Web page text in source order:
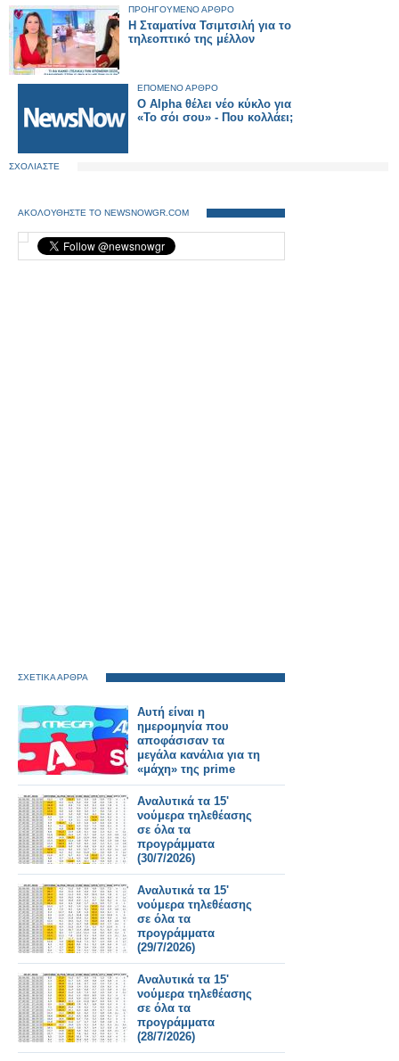
ΠΡΟΗΓΟΥΜΕΝΟ ΑΡΘΡΟ
H Σταματίνα Τσιμτσιλή για το
τηλεοπτικό της μέλλον
ΕΠΟΜΕΝΟ ΑΡΘΡΟ
Ο Alpha θέλει νέο κύκλο για
«Το σόι σου» - Που κολλάει;
ΣΧΟΛΙΑΣΤΕ
ΑΚΟΛΟΥΘΗΣΤΕ ΤΟ NEWSNOWGR.COM
ΣΧΕΤΙΚΑ ΑΡΘΡΑ
Αυτή είναι η
ημερομηνία που
αποφάσισαν τα
μεγάλα κανάλια για τη
«μάχη» της prime
time
Αναλυτικά τα 15'
νούμερα τηλεθέασης
σε όλα τα
προγράμματα
(30/7/2026)
Αναλυτικά τα 15'
νούμερα τηλεθέασης
σε όλα τα
προγράμματα
(29/7/2026)
Αναλυτικά τα 15'
νούμερα τηλεθέασης
σε όλα τα
προγράμματα
(28/7/2026)